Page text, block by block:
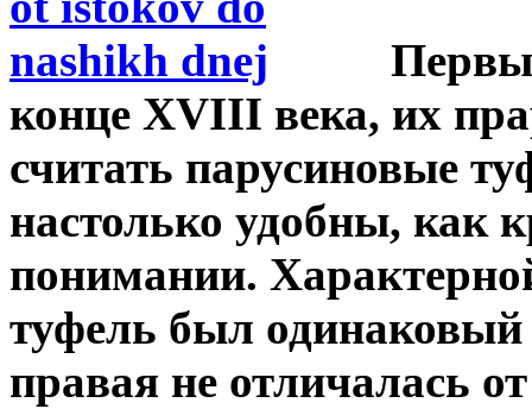
конце XVIII века, их
считать парусиновые
настолько удобны, как
понимании.
туфель был одинаковый
правая не отличалась